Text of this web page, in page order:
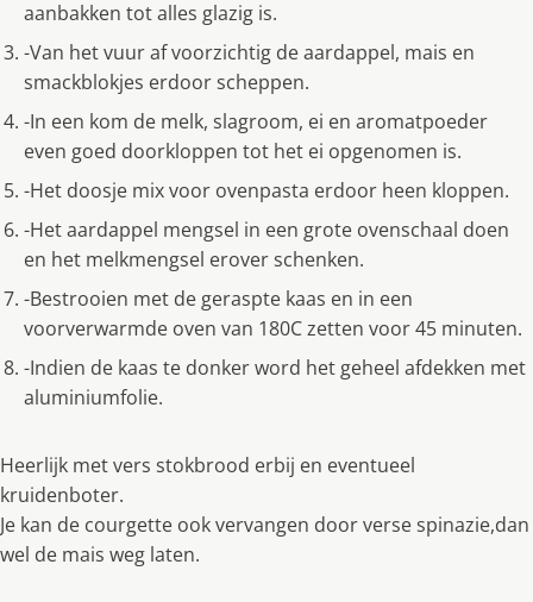
aanbakken tot alles glazig is.
-Van het vuur af voorzichtig de aardappel, mais en
smackblokjes erdoor scheppen.
-In een kom de melk, slagroom, ei en aromatpoeder
even goed doorkloppen tot het ei opgenomen is.
-Het doosje mix voor ovenpasta erdoor heen kloppen.
-Het aardappel mengsel in een grote ovenschaal doen
en het melkmengsel erover schenken.
-Bestrooien met de geraspte kaas en in een
voorverwarmde oven van 180C zetten voor 45 minuten.
-Indien de kaas te donker word het geheel afdekken met
aluminiumfolie.
Heerlijk met vers stokbrood erbij en eventueel
kruidenboter.
Je kan de courgette ook vervangen door verse spinazie,dan
wel de mais weg laten.